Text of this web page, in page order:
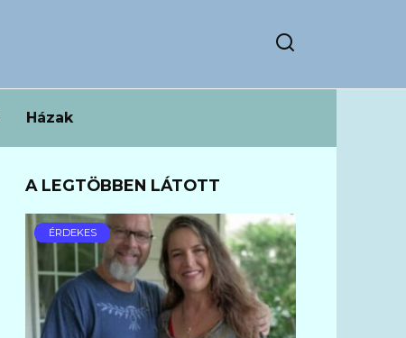
Házak
A LEGTÖBBEN LÁTOTT
ÉRDEKES